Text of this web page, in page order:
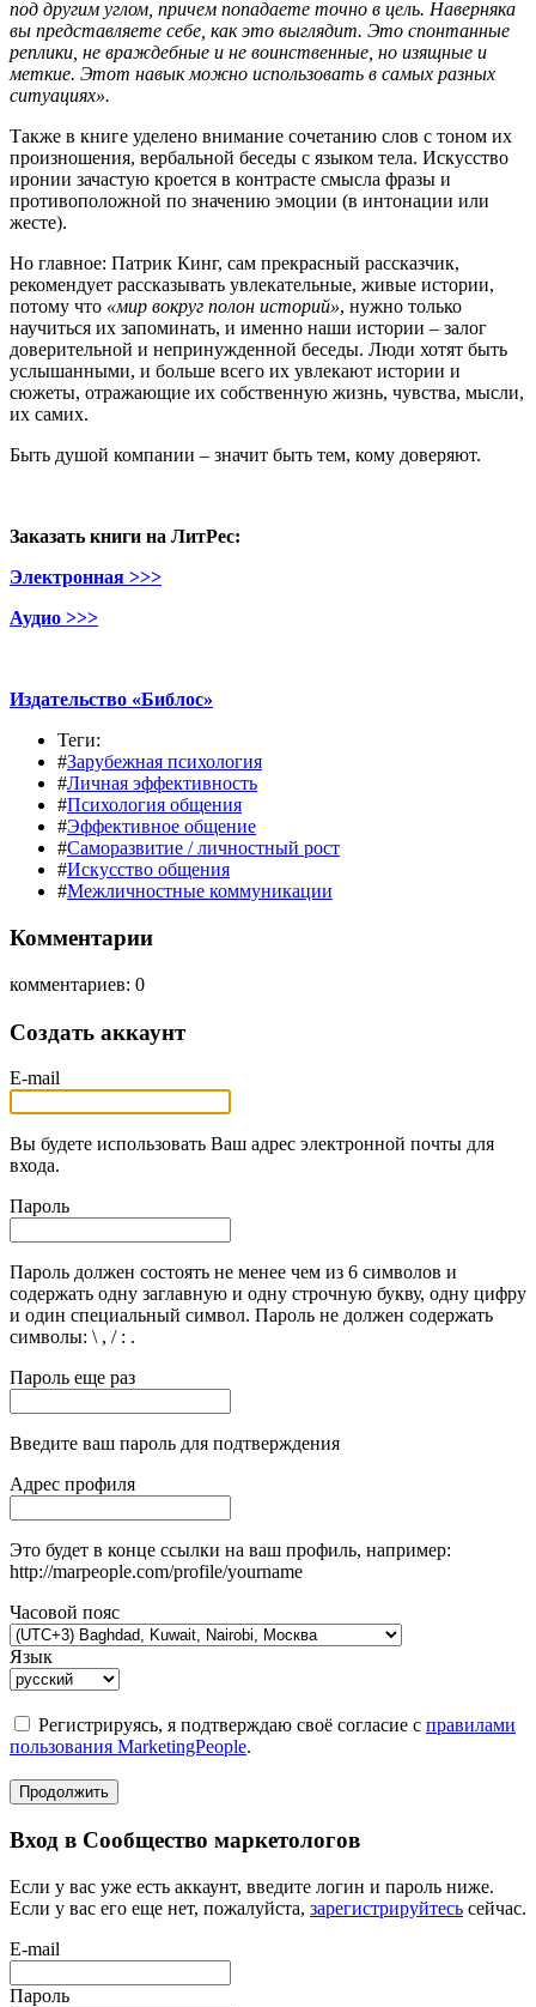
под другим углом, причем попадаете точно в цель. Наверняка
вы представляете себе, как это выглядит. Это спонтанные
реплики, не враждебные и не воинственные, но изящные и
меткие. Этот навык можно использовать в самых разных
ситуациях».
Также в книге уделено внимание сочетанию слов с тоном их
произношения, вербальной беседы с языком тела. Искусство
иронии зачастую кроется в контрасте смысла фразы и
противоположной по значению эмоции (в интонации или
жесте).
Но главное: Патрик Кинг, сам прекрасный рассказчик,
рекомендует рассказывать увлекательные, живые истории,
потому что «мир вокруг полон историй», нужно только
научиться их запоминать, и именно наши истории – залог
доверительной и непринужденной беседы. Люди хотят быть
услышанными, и больше всего их увлекают истории и
сюжеты, отражающие их собственную жизнь, чувства, мысли,
их самих.
Быть душой компании – значит быть тем, кому доверяют.
Заказать книги на ЛитРес:
Электронная >>>
Аудио >>>
Издательство «Библос»
Теги:
#Зарубежная психология
#Личная эффективность
#Психология общения
#Эффективное общение
#Саморазвитие / личностный рост
#Искусство общения
#Межличностные коммуникации
Комментарии
комментариев: 0
Создать аккаунт
E-mail
Вы будете использовать Ваш адрес электронной почты для
входа.
Пароль
Пароль должен состоять не менее чем из 6 символов и
содержать одну заглавную и одну строчную букву, одну цифру
и один специальный символ. Пароль не должен содержать
символы: \ , / : .
Пароль еще раз
Введите ваш пароль для подтверждения
Адрес профиля
Это будет в конце ссылки на ваш профиль, например:
http://marpeople.com/profile/yourname
Часовой пояс
Язык
Регистрируясь, я подтверждаю своё согласие с правилами
пользования MarketingPeople.
Продолжить
Вход в Сообщество маркетологов
Если у вас уже есть аккаунт, введите логин и пароль ниже.
Если у вас его еще нет, пожалуйста, зарегистрируйтесь сейчас.
E-mail
Пароль